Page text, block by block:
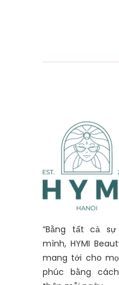
“Bằng tất cả
mình, HYMI
mang tới cho
phúc bằng